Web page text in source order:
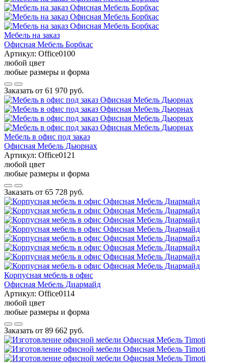
Мебель на заказ
Офисная Мебель Борбхас
Артикул: Office0100
любой цвет
любые размеры и форма
Заказать от 61 970 руб.
Мебель в офис под заказ
Офисная Мебель Дьюрнах
Артикул: Office0121
любой цвет
любые размеры и форма
Заказать от 65 728 руб.
Корпусная мебель в офис
Офисная Мебель Диармайд
Артикул: Office0114
любой цвет
любые размеры и форма
Заказать от 89 662 руб.